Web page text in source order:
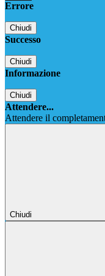
Errore
Chiudi
Successo
Chiudi
Informazione
Chiudi
Attendere...
Attendere il
Chiudi